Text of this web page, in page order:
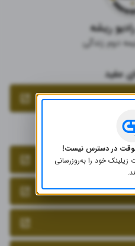
ریشه
دوم زندگی
مفید
مفید
در دسترس نیست!
خود را به‌روز‌رسانی